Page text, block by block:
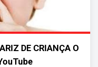
DE CRIANÇA O